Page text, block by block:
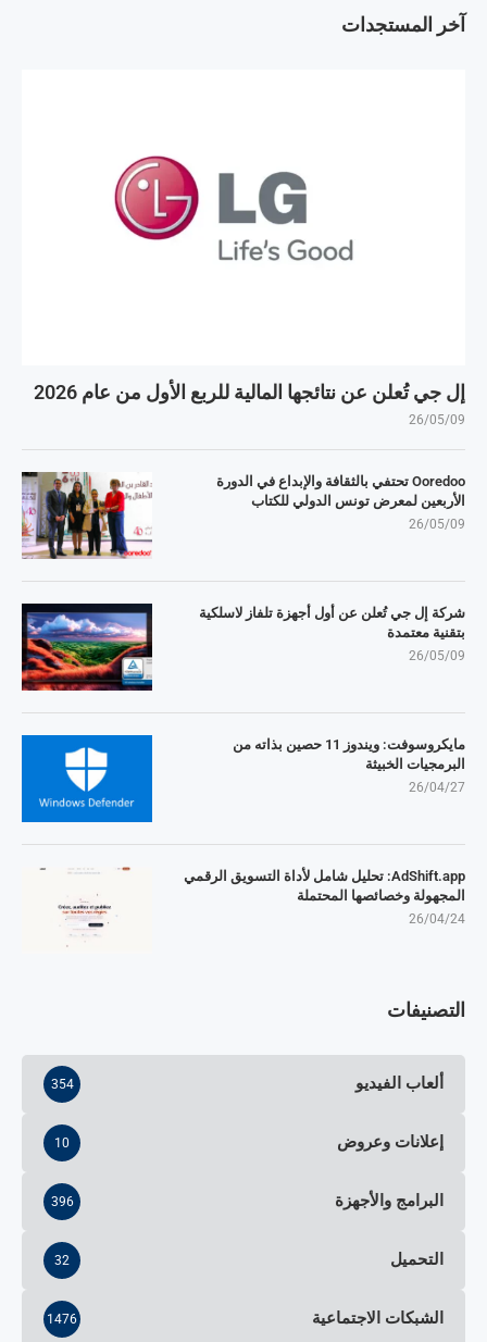
آخر المستجدات
إل جي تُعلن عن نتائجها المالية للربع الأول من عام 2026
26/05/09
Ooredoo تحتفي بالثقافة والإبداع في الدورة
الأربعين لمعرض تونس الدولي للكتاب
26/05/09
شركة إل جي تُعلن عن أول أجهزة تلفاز لاسلكية
بتقنية معتمدة
26/05/09
مايكروسوفت: ويندوز 11 حصين بذاته من
البرمجيات الخبيثة
26/04/27
AdShift.app: تحليل شامل لأداة التسويق الرقمي
المجهولة وخصائصها المحتملة
26/04/24
التصنيفات
ألعاب الفيديو 354
إعلانات وعروض 10
البرامج والأجهزة 396
التحميل 32
الشبكات الاجتماعية 1476